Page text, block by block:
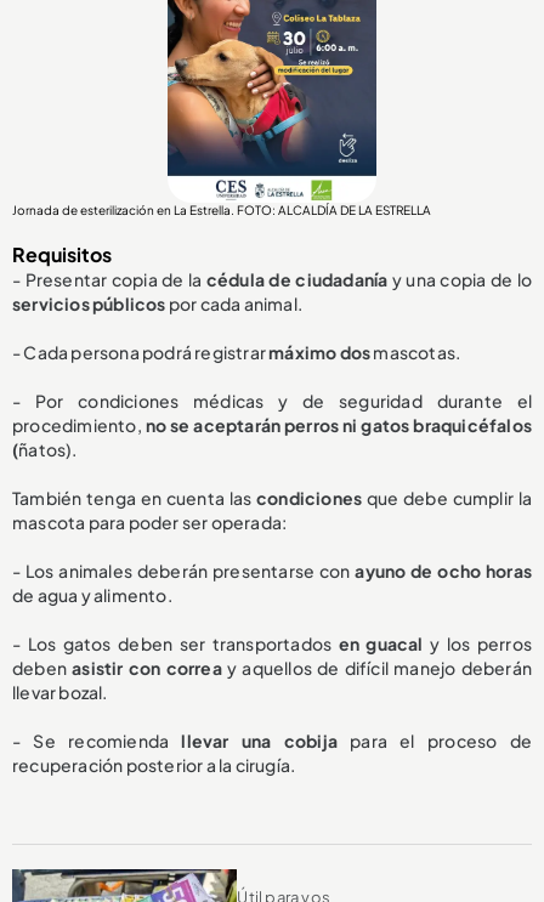
Jornada de esterilización en La Estrella. FOTO: ALCALDÍA DE LA ESTRELLA
Requisitos
- Presentar copia de la cédula de ciudadanía y una copia de lo
servicios públicos por cada animal.
- Cada persona podrá registrarmáximo dosmascotas.
- Por condiciones médicas y de seguridad durante el
procedimiento, no se aceptarán perros ni gatos braquicéfalos
(ñatos).
También tenga en cuenta las condiciones que debe cumplir la
mascota para poder ser operada:
- Los animales deberán presentarse conayuno de ocho horas
de agua y alimento.
- Los gatos deben ser transportados en guacal y los perros
debenasistir con correay aquellos de difícil manejo deberán
llevar bozal.
- Se recomienda llevar una cobija para el proceso de
recuperación posterior a la cirugía.
Útil para vos